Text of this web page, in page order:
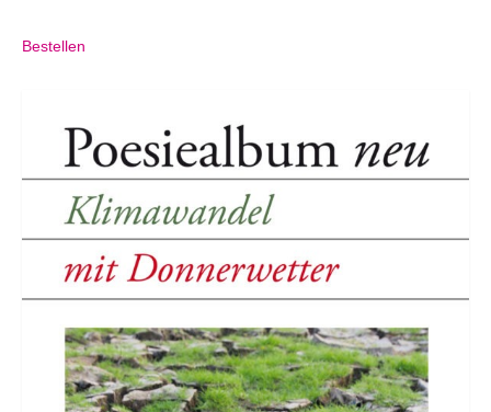
Bestellen